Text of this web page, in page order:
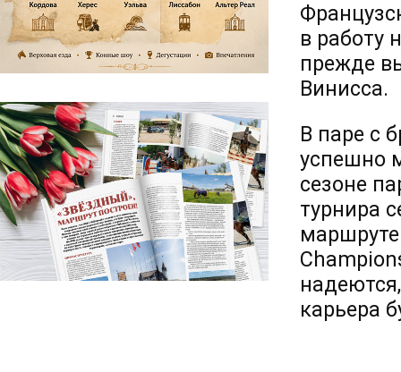
в работу
прежде
Винисса.
В паре с
успешно
сезоне
турнира
карьера